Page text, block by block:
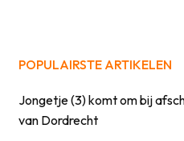
POPULAIRSTE ARTIKELEN
Jongetje (3) komt om bij
van Dordrecht